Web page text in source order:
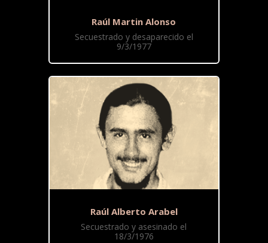
Raúl Martin Alonso
Secuestrado y desaparecido el
9/3/1977
Raúl Alberto Arabel
Secuestrado y asesinado el
18/3/1976